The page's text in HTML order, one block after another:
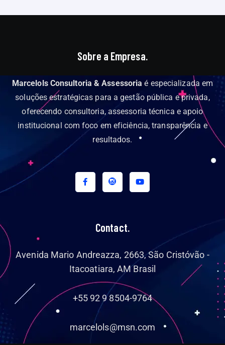
Sobre a Empresa.
Marcelols Consultoria & Assessoria é especializada em
soluções estratégicas para a gestão pública e privada,
oferecendo consultoria, assessoria técnica e apoio
institucional com foco em eficiência, transparência e
resultados.
Contact.
Avenida Mario Andreazza, 2663, São Cristóvão -
Itacoatiara, AM Brasil
+55 92 9 8504-9764
marcelols@msn.com